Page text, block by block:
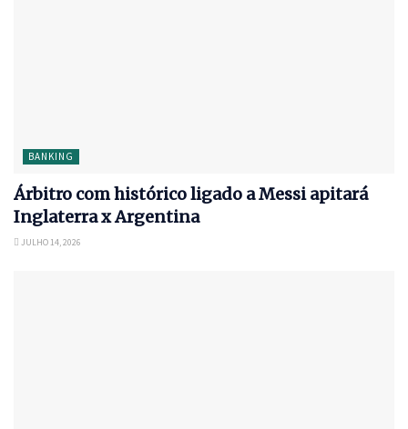
BANKING
Árbitro com histórico ligado a Messi apitará
Inglaterra x Argentina
JULHO 14, 2026